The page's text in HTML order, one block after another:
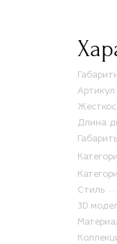
Артикул
Длина
Стиль
3D